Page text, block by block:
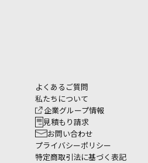
よくあるご質問
私たちについて
企業グループ情報
見積もり請求
お問い合わせ
プライバシーポリシー
特定商取引法に基づく表記